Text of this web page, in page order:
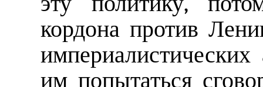
кордона против
им попытаться